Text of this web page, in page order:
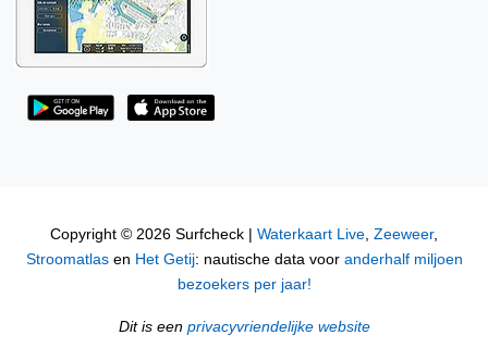
Copyright © 2026 Surfcheck | Waterkaart Live, Zeeweer,
Stroomatlasen Het Getij: nautische data voor anderhalf miljoen
bezoekers per jaar!
Dit is een privacyvriendelijke website